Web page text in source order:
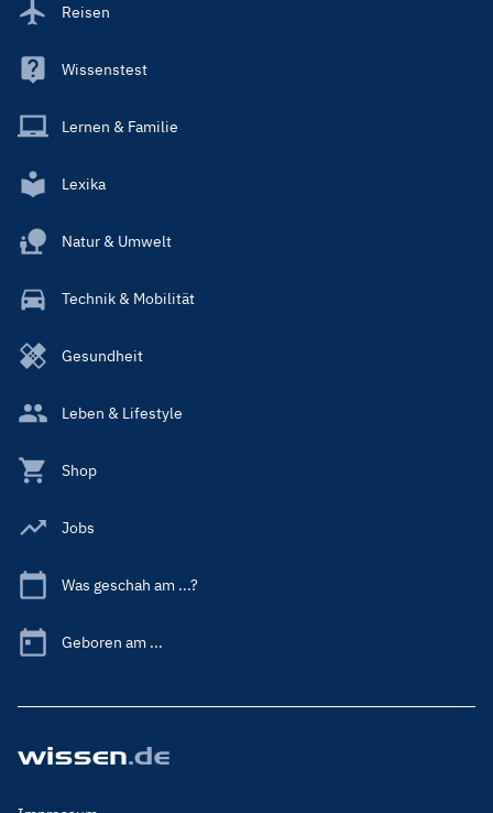
Reisen
Wissenstest
Lernen & Familie
Lexika
Natur & Umwelt
Technik & Mobilität
Gesundheit
Leben & Lifestyle
Shop
Jobs
Was geschah am ...?
Geboren am ...